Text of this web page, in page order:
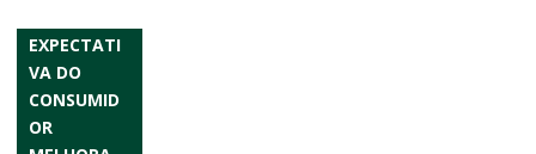
EXPECTATI
VA DO
CONSUMID
OR